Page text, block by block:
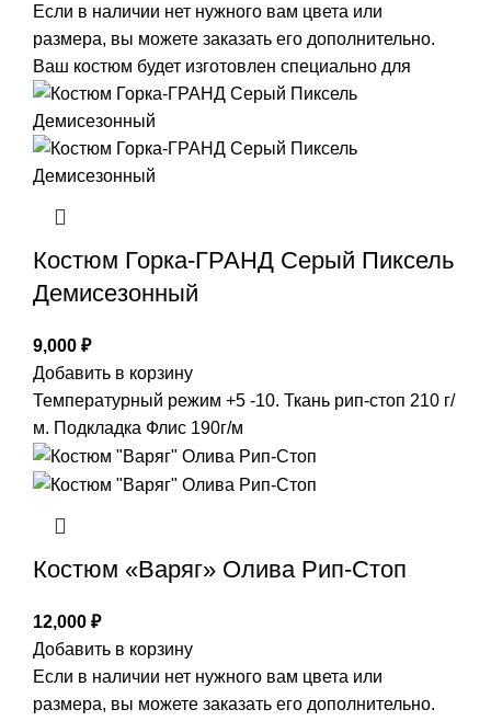
Если в наличии нет нужного вам цвета или
размера, вы можете заказать его дополнительно.
Ваш костюм будет изготовлен специально для
Костюм Горка-ГРАНД Серый Пиксель
Демисезонный
9,000 ₽
Добавить в корзину
Температурный режим +5 -10. Ткань рип-стоп 210 г/
м. Подкладка Флис 190г/м
Костюм «Варяг» Олива Рип-Стоп
12,000 ₽
Добавить в корзину
Если в наличии нет нужного вам цвета или
размера, вы можете заказать его дополнительно.